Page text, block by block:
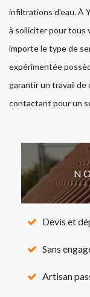
infiltrations d'eau. À
à solliciter pour tous
importe le type de
expérimentée
garantir un travail
contactant pour un
Devis et
Sans
Artisan